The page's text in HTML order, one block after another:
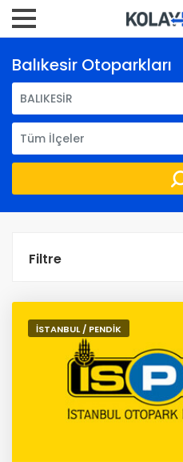
Balıkesir Otoparkları
BALIKESİR
Tüm İlçeler
Filtre
İSTANBUL / PENDİK